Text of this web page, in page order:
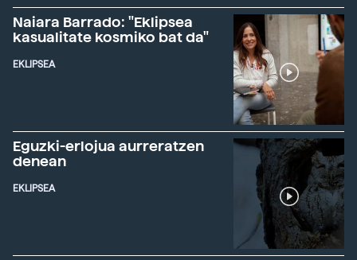
Naiara Barrado: "Eklipsea
kasualitate kosmiko bat da"
EKLIPSEA
Eguzki-erlojua aurreratzen
denean
EKLIPSEA